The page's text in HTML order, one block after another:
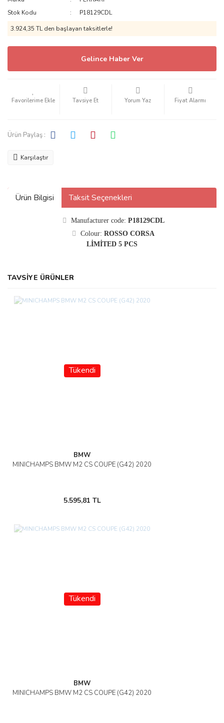
Stok Kodu
P18129CDL
3.924,35 TL den başlayan taksitlerle!
Gelince Haber Ver
Tavsiye Et Yorum Yaz Fiyat Alarmı
Ürün Paylaş :
Karşılaştır
Ürün Bilgisi Taksit Seçenekleri
Manufacturer code: P18129CDL
Colour: ROSSO CORSA
LİMİTED 5 PCS
TAVSİYE ÜRÜNLER
Tükendi
BMW
MINICHAMPS BMW M2 CS COUPE (G42) 2020
5.595,81 TL
Tükendi
BMW
MINICHAMPS BMW M2 CS COUPE (G42) 2020